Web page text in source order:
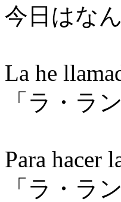
今日はな
La he
「ラ・ラ
Para hacer
「ラ・ラ